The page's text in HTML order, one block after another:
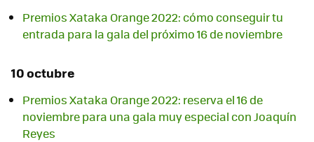
Premios Xataka Orange 2022: cómo conseguir tu
entrada para la gala del próximo 16 de noviembre
10 octubre
Premios Xataka Orange 2022: reserva el 16 de
noviembre para una gala muy especial con Joaquín
Reyes